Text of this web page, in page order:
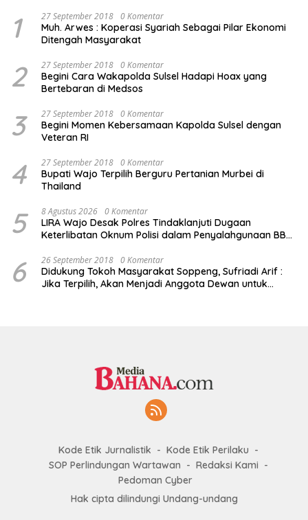
1 27 September 2018 0 Komentar
Muh. Arwes : Koperasi Syariah Sebagai Pilar Ekonomi
Ditengah Masyarakat
2 27 September 2018 0 Komentar
Begini Cara Wakapolda Sulsel Hadapi Hoax yang
Bertebaran di Medsos
3 27 September 2018 0 Komentar
Begini Momen Kebersamaan Kapolda Sulsel dengan
Veteran RI
4 27 September 2018 0 Komentar
Bupati Wajo Terpilih Berguru Pertanian Murbei di
Thailand
5 8 Agustus 2026 0 Komentar
LIRA Wajo Desak Polres Tindaklanjuti Dugaan
Keterlibatan Oknum Polisi dalam Penyalahgunaan BBM
6 26 September 2018 0 Komentar
Didukung Tokoh Masyarakat Soppeng, Sufriadi Arif :
Jika Terpilih, Akan Menjadi Anggota Dewan untuk
Kode Etik Jurnalistik
Kode Etik Perilaku
SOP Perlindungan Wartawan
Redaksi Kami
Pedoman Cyber
Hak cipta dilindungi Undang-undang